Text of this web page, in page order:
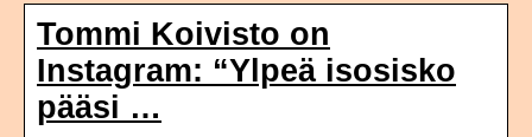
Tommi Koivisto on
Instagram: “Ylpeä isosisko
pääsi …